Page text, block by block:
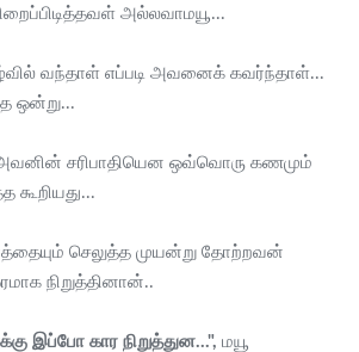
அல்லவாமயூ...
வந்தாள் எப்படி அவனைக் கவர்ந்தாள்...
ஒன்று...
சரிபாதியென ஒவ்வொரு கணமும்
செலுத்த முயன்று தோற்றவன்
நிறுத்தினான்..
இப்போ கார நிறுத்துன...", மயூ